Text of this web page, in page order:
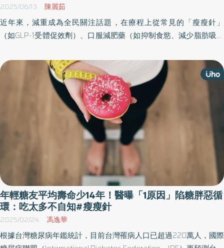
2025/06/13 陳麗茹
近年來，減重成為全民關注話題，在療程上從常見的「瘦瘦針」
（如GLP-1受體促效劑）、口服減肥藥（如抑制食慾、減少脂肪吸收
卻不乏爭議或可能無效。然而，根據健立診所顧問醫師林峰年的臨
床經驗，真正的健康減重關鍵，是在於以安全、科學、專業的方法
維護腸胃與全身代謝的平衡。 「為什麼吃很少還是胖？」每一小口
如今將專業延伸至減重領域，提倡兼顧效果與安全的「內視鏡減
重」，帶來健康、安全、長期的治療新方向。林峰年醫師直指，
「胖從口入」是最根本的問題。現代人面對繁忙的生活和高壓環
境，經常陷入飲食不均衡、缺乏運動的惡性循環。許多人常覺得自
己為什麼吃很少還是胖？往往是因為生理代謝與荷爾蒙調節有關。
林峰年醫師說明，基礎代謝率隨年齡增長而下降，這也是年輕時覺
得怎麼吃不會胖，上了年紀吃不多反而胖了的原因，特別是精緻澱
粉、飲料、甜點熱量高卻容易忽略，不論是從一頓拉麵、幾口零食
即可攝取數百甚至上千大卡，一下子就超過一天所需熱量。加上現
代人缺乏運動，壓力大也影響到自律神經，自律神經當中的迷走神
經是影響食慾的關鍵，有些人自律神經失調就會暴飲暴食，這也是
年輕糖友平均壽命少14年！醫曝「1原因」陷糖胖惡循
環：吃太多不自知#瘦瘦針
2025/02/24 馮逸華
根據台灣糖尿病年鑑統計，目前台灣罹病人口已超過220萬人，國際